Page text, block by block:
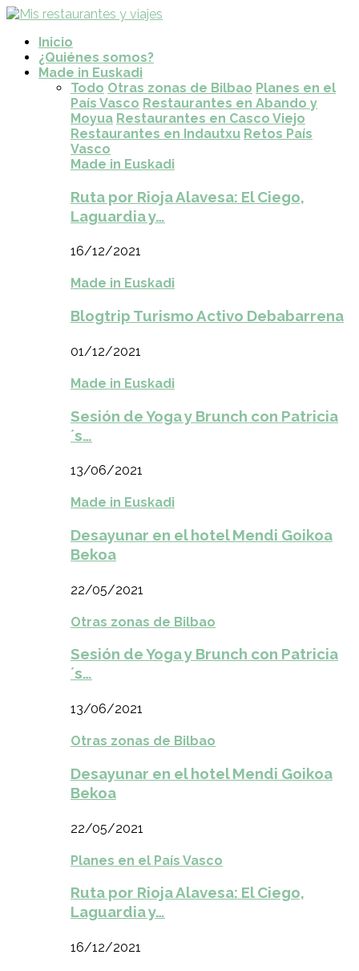
Inicio
¿Quiénes somos?
Made in Euskadi
Todo Otras zonas de Bilbao Planes en el
País Vasco Restaurantes en Abando y
Moyua Restaurantes en Casco Viejo
Restaurantes en Indautxu Retos País
Vasco
Made in Euskadi
Ruta por Rioja Alavesa: El Ciego,
Laguardia y…
16/12/2021
Made in Euskadi
Blogtrip Turismo Activo Debabarrena
01/12/2021
Made in Euskadi
Sesión de Yoga y Brunch con Patricia
´s…
13/06/2021
Made in Euskadi
Desayunar en el hotel Mendi Goikoa
Bekoa
22/05/2021
Otras zonas de Bilbao
Sesión de Yoga y Brunch con Patricia
´s…
13/06/2021
Otras zonas de Bilbao
Desayunar en el hotel Mendi Goikoa
Bekoa
22/05/2021
Planes en el País Vasco
Ruta por Rioja Alavesa: El Ciego,
Laguardia y…
16/12/2021